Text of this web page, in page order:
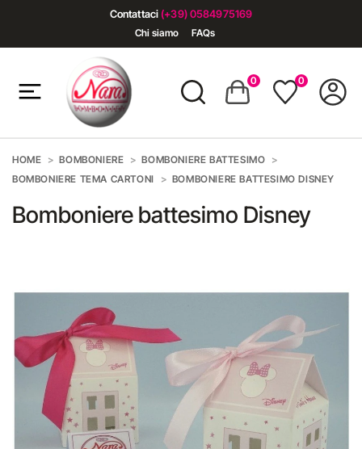
Contattaci (+39) 0584975169
Chi siamo FAQs
0 0
HOME BOMBONIERE
BOMBONIERE BATTESIMO
BOMBONIERE TEMA CARTONI
BOMBONIERE BATTESIMO DISNEY
Bomboniere battesimo Disney